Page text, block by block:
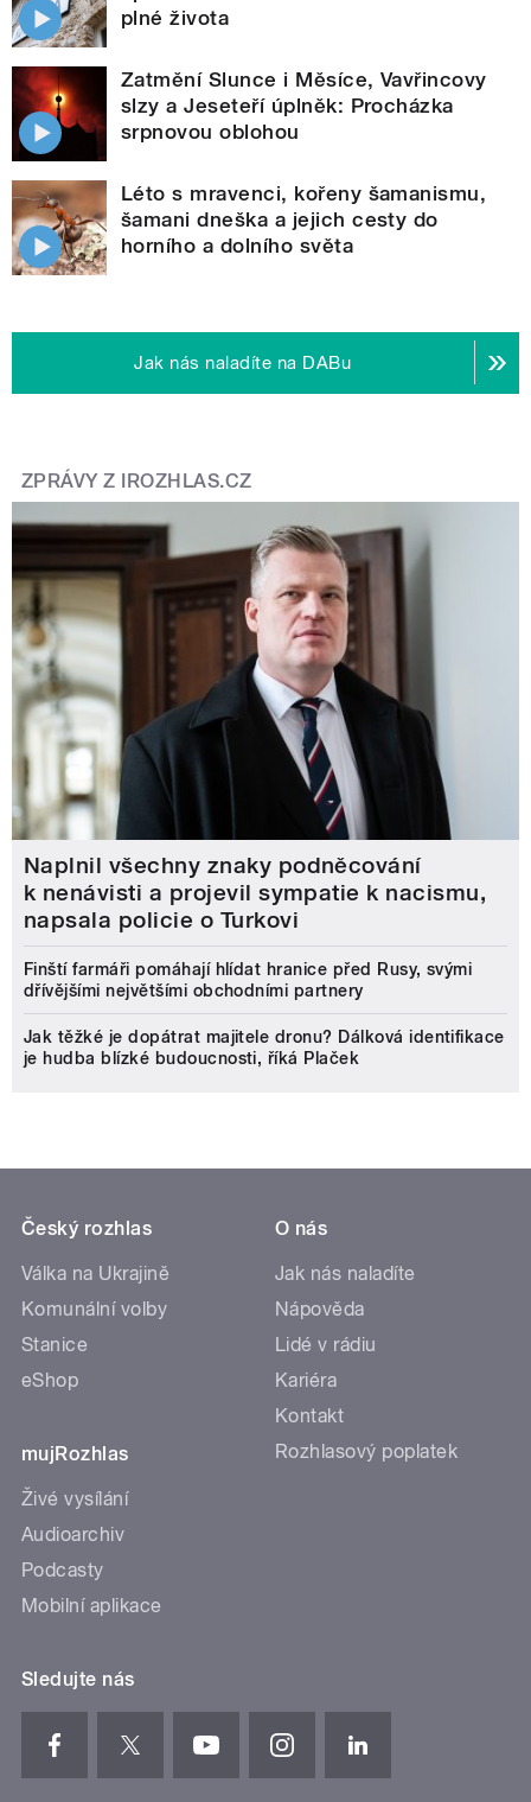
plné života
Zatmění Slunce i Měsíce, Vavřincovy
slzy a Jeseteří úplněk: Procházka
srpnovou oblohou
Léto s mravenci, kořeny šamanismu,
šamani dneška a jejich cesty do
horního a dolního světa
Jak nás naladíte na DABu
ZPRÁVY Z IROZHLAS.CZ
Naplnil všechny znaky podněcování
k nenávisti a projevil sympatie k nacismu,
napsala policie o Turkovi
Finští farmáři pomáhají hlídat hranice před Rusy, svými
dřívějšími největšími obchodními partnery
Jak těžké je dopátrat majitele dronu? Dálková identifikace
je hudba blízké budoucnosti, říká Plaček
Český rozhlas
Válka na Ukrajině
Komunální volby
Stanice
eShop
mujRozhlas
Živé vysílání
Audioarchiv
Podcasty
Mobilní aplikace
O nás
Jak nás naladíte
Nápověda
Lidé v rádiu
Kariéra
Kontakt
Rozhlasový poplatek
Sledujte nás